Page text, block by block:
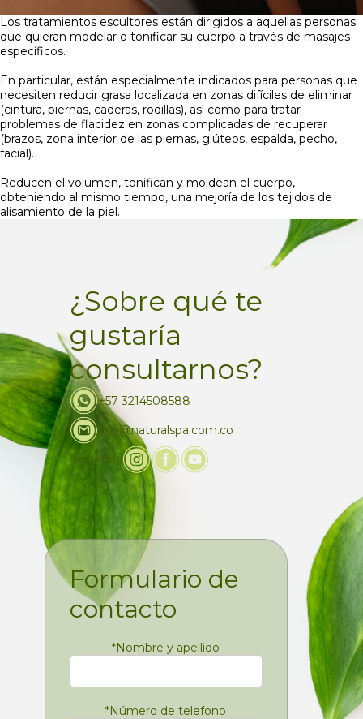
Los tratamientos escultores están dirigidos a aquellas personas
que quieran modelar o tonificar su cuerpo a través de masajes
específicos.
En particular, están especialmente indicados para personas que
necesiten reducir grasa localizada en zonas difíciles de eliminar
(cintura, piernas, caderas, rodillas), así como para tratar
problemas de flacidez en zonas complicadas de recuperar
(brazos, zona interior de las piernas, glúteos, espalda, pecho,
facial).
Reducen el volumen, tonifican y moldean el cuerpo,
obteniendo al mismo tiempo, una mejoría de los tejidos de
alisamiento de la piel.
¿Sobre qué te
gustaría
consultarnos?
+57 3214508588
info@naturalspa.com.co
Siguenos
Formulario de
contacto
*Nombre y apellido
*Número de telefono